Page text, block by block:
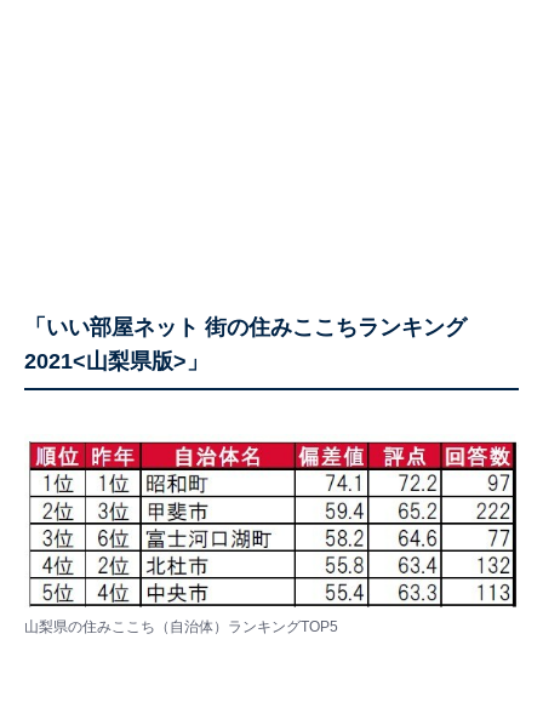
「いい部屋ネット 街の住みここちランキング
2021<山梨県版>」
山梨県の住みここち（自治体）ランキングTOP5